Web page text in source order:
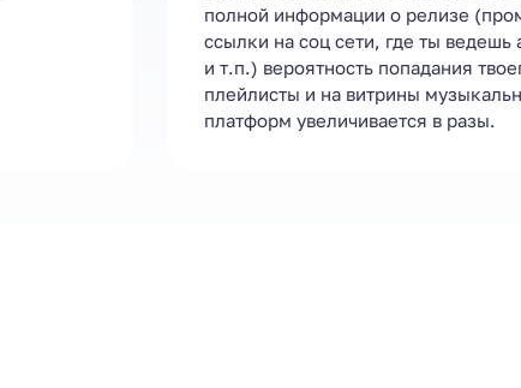
полной информации о релизе
ссылки на соц сети, где ты ведешь
и т.п.) вероятность попадания
плейлисты и на витрины
платформ увеличивается в разы.